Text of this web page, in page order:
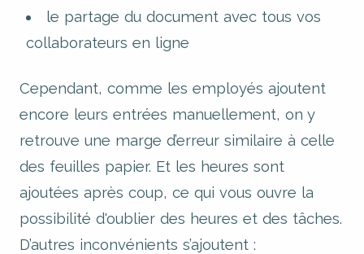
le partage du document avec tous vos
collaborateurs en ligne
Cependant, comme les employés ajoutent
encore leurs entrées manuellement, on y
retrouve une marge d’erreur similaire à celle
des feuilles papier. Et les heures sont
ajoutées après coup, ce qui vous ouvre la
possibilité d'oublier des heures et des tâches.
D’autres inconvénients s’ajoutent :